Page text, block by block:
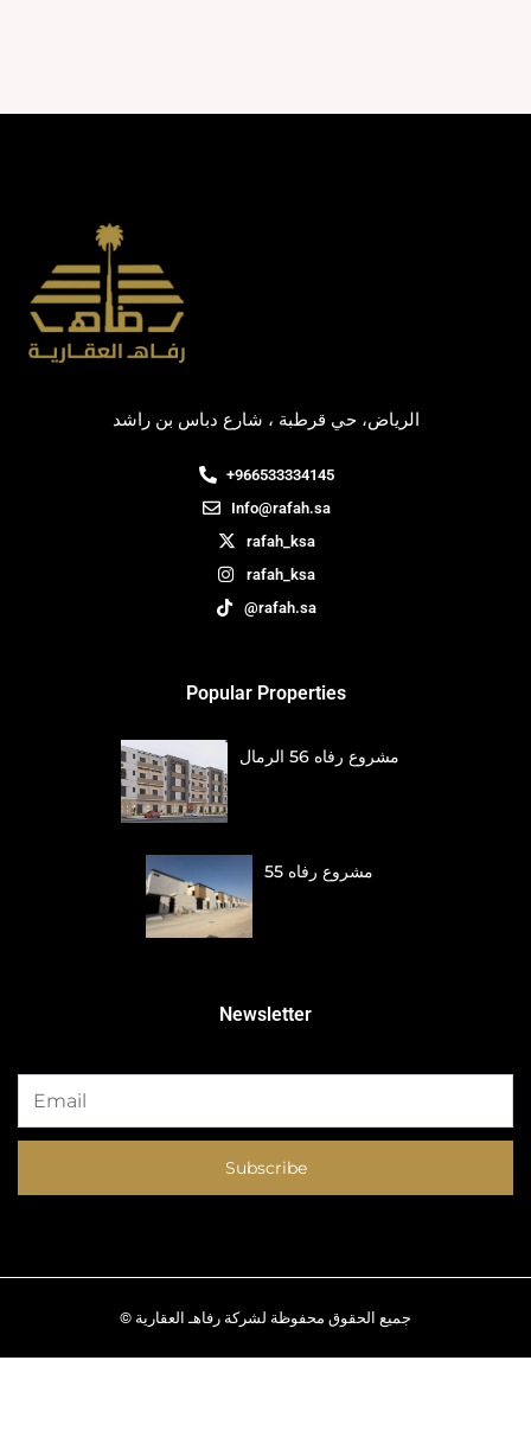
الرياض، حي قرطبة ، شارع دباس بن راشد
+966533334145
Info@rafah.sa
rafah_ksa
rafah_ksa
@rafah.sa
Popular Properties
مشروع رفاه 56 الرمال
مشروع رفاه 55
Newsletter
Subscribe
© جميع الحقوق محفوظة لشركة رفاهـ العقارية